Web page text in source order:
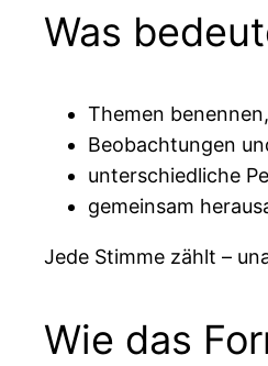
Was
Themen
Beobachtungen
unterschiedliche
gemeinsam
Jede Stimme zählt –
Wie das